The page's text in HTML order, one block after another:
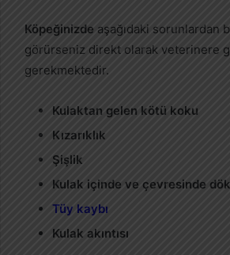
Köpeğinizde aşağıdaki sorunlardan
görürseniz direkt olarak veterinere
gerekmektedir.
Kulaktan gelen kötü koku
Kızarıklık
Şişlik
Kulak içinde ve çevresinde
Tüy kaybı
Kulak akıntısı